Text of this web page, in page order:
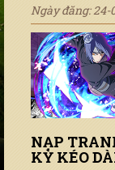
Ngày đăng: 24-
NẠP
KỲ KÉO